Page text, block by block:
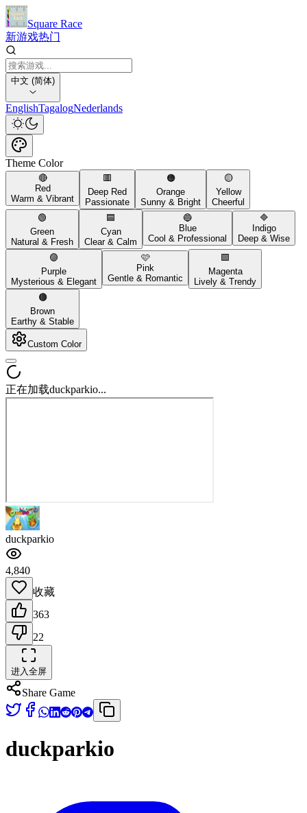
Square Race
新游戏热门
中文 (简体)
EnglishTagalogNederlands
Theme Color
🔴
Red
Warm & Vibrant
🟥
Deep Red
Passionate
🟠
Orange
Sunny & Bright
🟡
Yellow
Cheerful
🟢
Green
Natural & Fresh
🟦
Cyan
Clear & Calm
🔵
Blue
Cool & Professional
🔷
Indigo
Deep & Wise
🟣
Purple
Mysterious & Elegant
🩷
Pink
Gentle & Romantic
🟪
Magenta
Lively & Trendy
🟤
Brown
Earthy & Stable
Custom Color
正在加载duckparkio...
duckparkio
4,840
收藏
363
22
进入全屏
Share Game
duckparkio